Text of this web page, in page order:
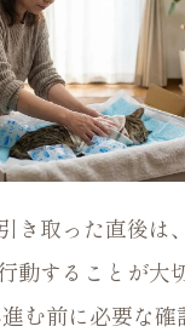
き取った直後は
動することが大
む前に必要な